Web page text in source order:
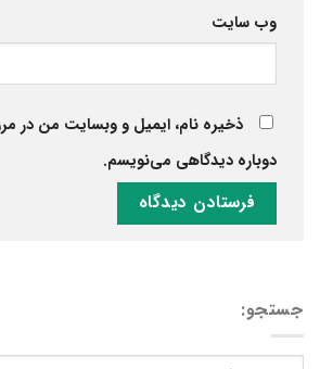
جستجو:
وب‌ سایت
ذخیره نام، ایمیل و وبسایت من در
دوباره دیدگاهی می‌نویسم.